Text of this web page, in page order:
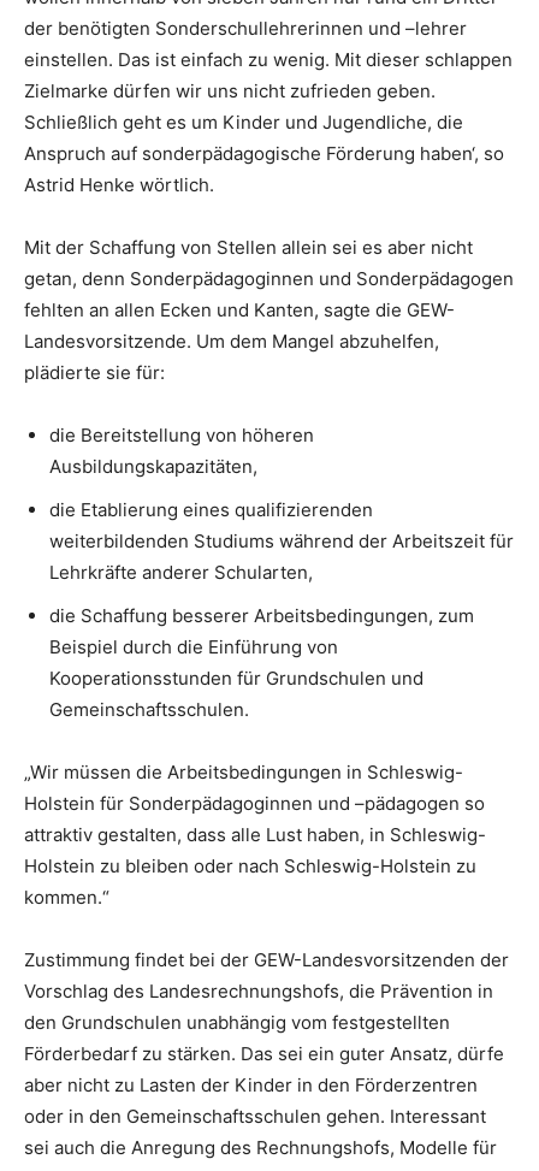
der benötigten Sonderschullehrerinnen und –lehrer
einstellen. Das ist einfach zu wenig. Mit dieser schlappen
Zielmarke dürfen wir uns nicht zufrieden geben.
Schließlich geht es um Kinder und Jugendliche, die
Anspruch auf sonderpädagogische Förderung haben‘, so
Astrid Henke wörtlich.
Mit der Schaffung von Stellen allein sei es aber nicht
getan, denn Sonderpädagoginnen und Sonderpädagogen
fehlten an allen Ecken und Kanten, sagte die GEW-
Landesvorsitzende. Um dem Mangel abzuhelfen,
plädierte sie für:
die Bereitstellung von höheren
Ausbildungskapazitäten,
die Etablierung eines qualifizierenden
weiterbildenden Studiums während der Arbeitszeit für
Lehrkräfte anderer Schularten,
die Schaffung besserer Arbeitsbedingungen, zum
Beispiel durch die Einführung von
Kooperationsstunden für Grundschulen und
Gemeinschaftsschulen.
„Wir müssen die Arbeitsbedingungen in Schleswig-
Holstein für Sonderpädagoginnen und –pädagogen so
attraktiv gestalten, dass alle Lust haben, in Schleswig-
Holstein zu bleiben oder nach Schleswig-Holstein zu
kommen.“
Zustimmung findet bei der GEW-Landesvorsitzenden der
Vorschlag des Landesrechnungshofs, die Prävention in
den Grundschulen unabhängig vom festgestellten
Förderbedarf zu stärken. Das sei ein guter Ansatz, dürfe
aber nicht zu Lasten der Kinder in den Förderzentren
oder in den Gemeinschaftsschulen gehen. Interessant
sei auch die Anregung des Rechnungshofs, Modelle für